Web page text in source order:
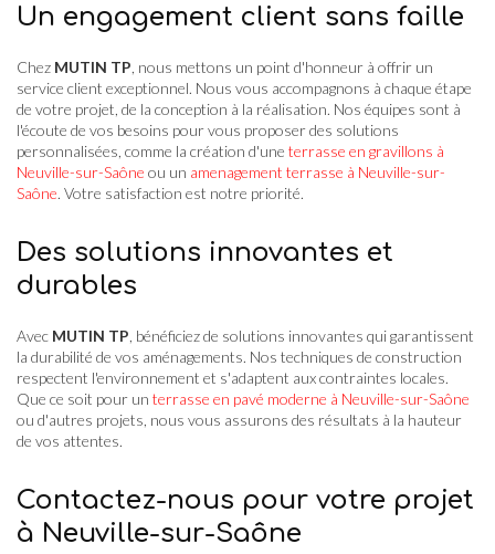
Un engagement client sans faille
Chez MUTIN TP , nous mettons un point d'honneur à offrir un
service client exceptionnel. Nous vous accompagnons à chaque étape
de votre projet, de la conception à la réalisation. Nos équipes sont à
l'écoute de vos besoins pour vous proposer des solutions
personnalisées, comme la création d'une terrasse en gravillons à
Neuville-sur-Saône ou un amenagement terrasse à Neuville-sur-
Saône. Votre satisfaction est notre priorité.
Des solutions innovantes et
durables
Avec MUTIN TP , bénéficiez de solutions innovantes qui garantissent
la durabilité de vos aménagements. Nos techniques de construction
respectent l'environnement et s'adaptent aux contraintes locales.
Que ce soit pour un terrasse en pavé moderne à Neuville-sur-Saône
ou d'autres projets, nous vous assurons des résultats à la hauteur
de vos attentes.
Contactez-nous pour votre projet
à Neuville-sur-Saône